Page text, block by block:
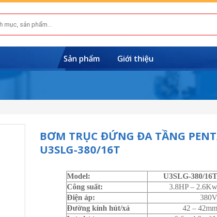
Sản phẩm Giới thiệu
BƠM TRỤC ĐỨNG ĐA TẦNG
U3SLG-380/16T
Model:
U3SLG-380/
Công suất:
3.8HP –
Điện áp:
Đường kính hút/xả
42 – 42mm